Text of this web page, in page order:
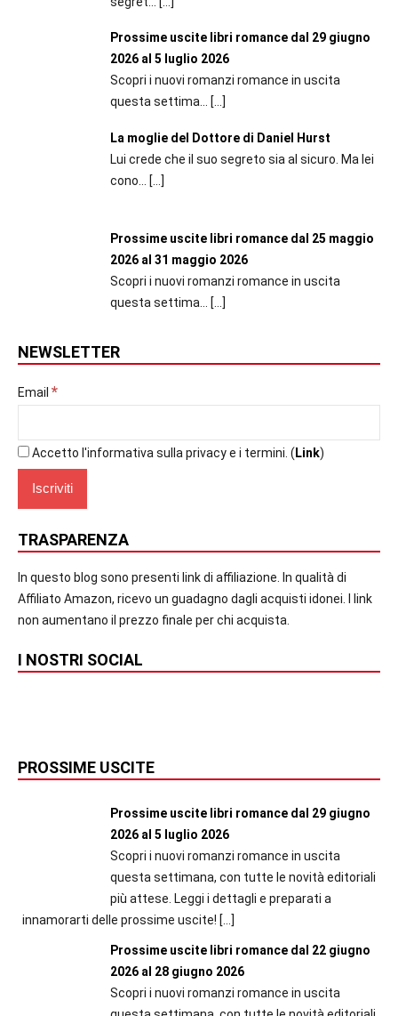
Prossime uscite libri romance dal 29 giugno
2026 al 5 luglio 2026
Scopri i nuovi romanzi romance in uscita
questa settima... […]
La moglie del Dottore di Daniel Hurst
Lui crede che il suo segreto sia al sicuro. Ma lei
cono...
[…]
Prossime uscite libri romance dal 25 maggio
2026 al 31 maggio 2026
Scopri i nuovi romanzi romance in uscita
questa settima...
[…]
NEWSLETTER
Email *
Accetto l'informativa sulla privacy e i termini. ( Link)
TRASPARENZA
In questo blog sono presenti link di affiliazione. In qualità di
Affiliato Amazon, ricevo un guadagno dagli acquisti idonei. I link
non aumentano il prezzo finale per chi acquista.
I NOSTRI SOCIAL
PROSSIME USCITE
Prossime uscite libri romance dal 29 giugno
2026 al 5 luglio 2026
Scopri i nuovi romanzi romance in uscita
questa settimana, con tutte le novità editoriali
più attese. Leggi i dettagli e preparati a
innamorarti delle prossime uscite! […]
Prossime uscite libri romance dal 22 giugno
2026 al 28 giugno 2026
Scopri i nuovi romanzi romance in uscita